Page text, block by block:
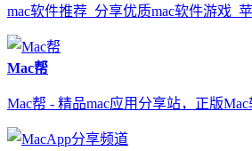
mac软件推荐_分享优质mac软件游戏_
Mac帮
Mac帮 - 精品mac应用分享站，正版Mac